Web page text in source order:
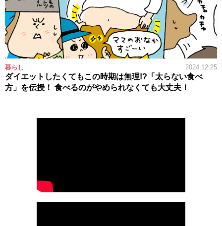
暮らし 2024.12.25
ダイエットしたくてもこの時期は無理!?「太らない食べ
方」を伝授！ 食べるのがやめられなくても大丈夫！